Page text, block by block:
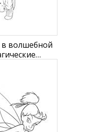
волшебной